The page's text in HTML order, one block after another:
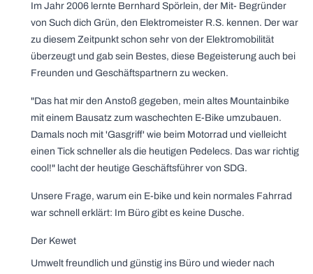
Im Jahr 2006 lernte Bernhard Spörlein, der Mit- Begründer
von Such dich Grün, den Elektromeister R.S. kennen. Der war
zu diesem Zeitpunkt schon sehr von der Elektromobilität
überzeugt und gab sein Bestes, diese Begeisterung auch bei
Freunden und Geschäftspartnern zu wecken.
"Das hat mir den Anstoß gegeben, mein altes Mountainbike
mit einem Bausatz zum waschechten E-Bike umzubauen.
Damals noch mit 'Gasgriff' wie beim Motorrad und vielleicht
einen Tick schneller als die heutigen Pedelecs. Das war richtig
cool!" lacht der heutige Geschäftsführer von SDG.
Unsere Frage, warum ein E-bike und kein normales Fahrrad
war schnell erklärt: Im Büro gibt es keine Dusche.
Der Kewet
Umwelt freundlich und günstig ins Büro und wieder nach